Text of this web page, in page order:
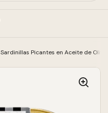
Sardinillas Picantes en Aceite de